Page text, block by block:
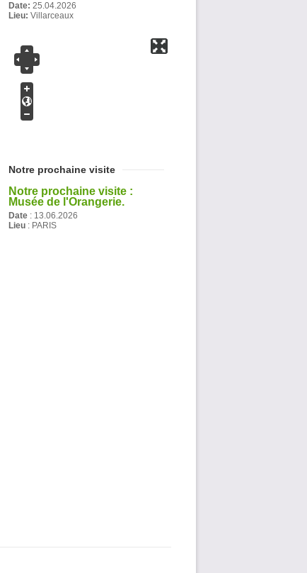
Date: 25.04.2026
Lieu: Villarceaux
Notre prochaine visite
Notre prochaine visite :
Musée de l'Orangerie.
Date : 13.06.2026
Lieu : PARIS